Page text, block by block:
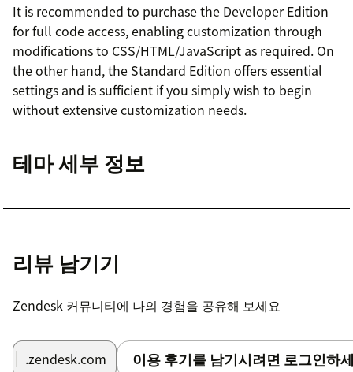
It is recommended to purchase the Developer Edition
for full code access, enabling customization through
modifications to CSS/HTML/JavaScript as required. On
the other hand, the Standard Edition offers essential
settings and is sufficient if you simply wish to begin
without extensive customization needs.
테마 세부 정보
리뷰 남기기
Zendesk 커뮤니티에 나의 경험을 공유해 보세요
.zendesk.com 이용 후기를 남기시려면 로그인하